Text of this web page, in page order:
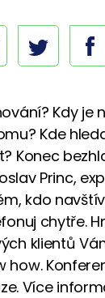
Kdy je
Kde
Konec
Princ,
kdo
chytře.
klientů
how.
Více